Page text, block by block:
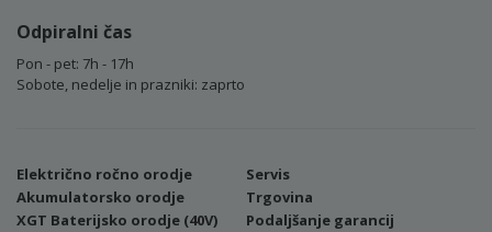
Odpiralni čas
Pon - pet: 7h - 17h
Sobote, nedelje in prazniki: zaprto
Električno ročno orodje
Akumulatorsko orodje
XGT Baterijsko orodje (40V)
Servis
Trgovina
Podaljšanje garancij